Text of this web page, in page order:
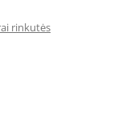
rinkutės